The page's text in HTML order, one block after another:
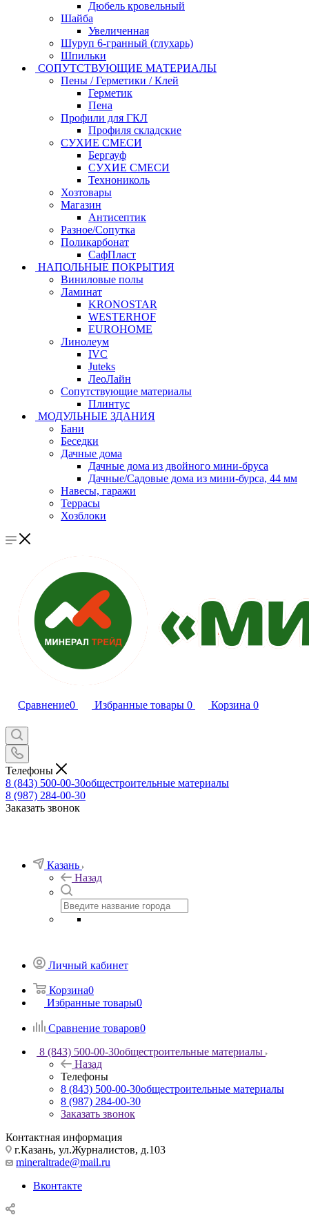
Дюбель кровельный
Шайба
Увеличенная
Шуруп 6-гранный (глухарь)
Шпильки
СОПУТСТВУЮЩИЕ МАТЕРИАЛЫ
Пены / Герметики / Клей
Герметик
Пена
Профили для ГКЛ
Профиля складские
СУХИЕ СМЕСИ
Бергауф
СУХИЕ СМЕСИ
Технониколь
Хозтовары
Магазин
Антисептик
Разное/Сопутка
Поликарбонат
СафПласт
НАПОЛЬНЫЕ ПОКРЫТИЯ
Виниловые полы
Ламинат
KRONOSTAR
WESTERHOF
EUROHOME
Линолеум
IVC
Juteks
ЛеоЛайн
Сопутствующие материалы
Плинтус
МОДУЛЬНЫЕ ЗДАНИЯ
Бани
Беседки
Дачные дома
Дачные дома из двойного мини-бруса
Дачные/Садовые дома из мини-бурса, 44 мм
Навесы, гаражи
Террасы
Хозблоки
Сравнение0 Избранные товары 0 Корзина 0
Телефоны
8 (843) 500-00-30общестроительные материалы
8 (987) 284-00-30
Заказать звонок
Казань
Назад
Личный кабинет
Корзина0
Избранные товары0
Сравнение товаров0
8 (843) 500-00-30общестроительные материалы
Назад
Телефоны
8 (843) 500-00-30общестроительные материалы
8 (987) 284-00-30
Заказать звонок
Контактная информация
г.Казань, ул.Журналистов, д.103
mineraltrade@mail.ru
Вконтакте